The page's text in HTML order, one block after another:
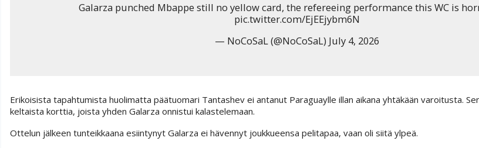
Galarza punched Mbappe still no yellow card, the refereeing performance this WC is
pic.twitter.com/EjEEjybm6N
— NoCoSaL (@NoCoSaL) July 4, 2026
Erikoisista tapahtumista huolimatta päätuomari Tantashev ei antanut Paraguaylle illan aikana yhtäkään varoitusta.
keltaista korttia, joista yhden Galarza onnistui kalastelemaan.
Ottelun jälkeen tunteikkaana esiintynyt Galarza ei hävennyt joukkueensa pelitapaa, vaan oli siitä ylpeä.